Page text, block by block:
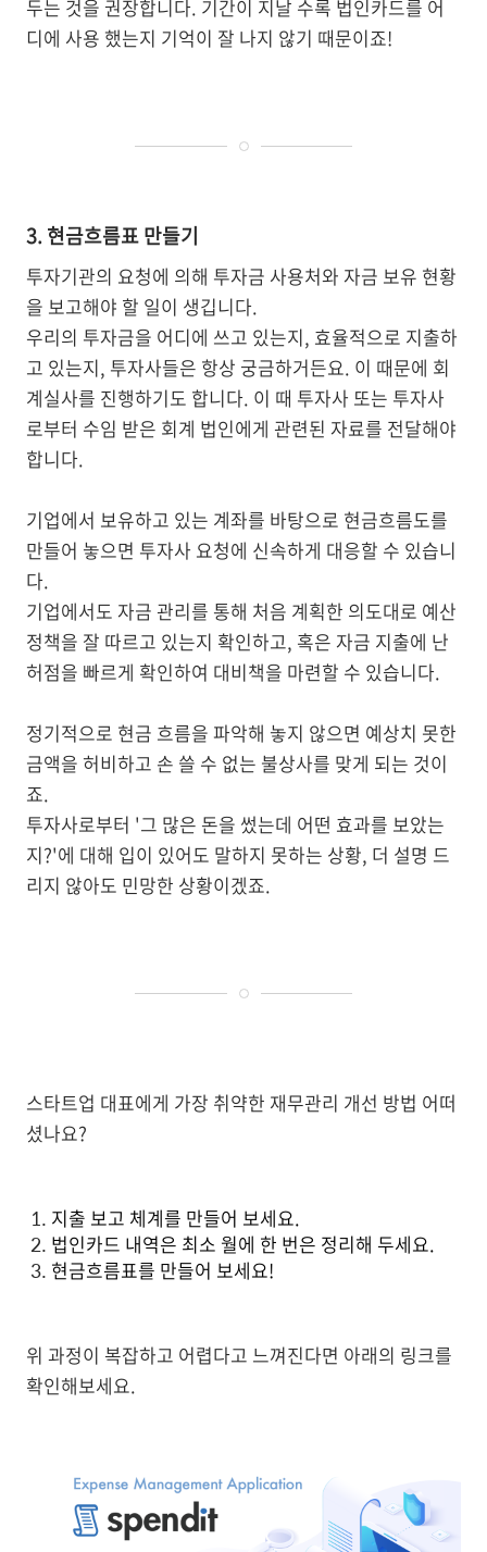
두는 것을 권장합니다. 기간이 지날 수록 법인카드를 어
디에 사용 했는지 기억이 잘 나지 않기 때문이죠!
3. 현금흐름표 만들기
투자기관의 요청에 의해 투자금 사용처와 자금 보유 현황
을 보고해야 할 일이 생깁니다.
우리의 투자금을 어디에 쓰고 있는지, 효율적으로 지출하
고 있는지, 투자사들은 항상 궁금하거든요. 이 때문에 회
계실사를 진행하기도 합니다. 이 때 투자사 또는 투자사
로부터 수임 받은 회계 법인에게 관련된 자료를 전달해야
합니다.
기업에서 보유하고 있는 계좌를 바탕으로 현금흐름도를
만들어 놓으면 투자사 요청에 신속하게 대응할 수 있습니
다.
기업에서도 자금 관리를 통해 처음 계획한 의도대로 예산
정책을 잘 따르고 있는지 확인하고, 혹은 자금 지출에 난
허점을 빠르게 확인하여 대비책을 마련할 수 있습니다.
정기적으로 현금 흐름을 파악해 놓지 않으면 예상치 못한
금액을 허비하고 손 쓸 수 없는 불상사를 맞게 되는 것이
죠.
투자사로부터 '그 많은 돈을 썼는데 어떤 효과를 보았는
지?'에 대해 입이 있어도 말하지 못하는 상황, 더 설명 드
리지 않아도 민망한 상황이겠죠.
스타트업 대표에게 가장 취약한 재무관리 개선 방법 어떠
셨나요?
지출 보고 체계를 만들어 보세요.
법인카드 내역은 최소 월에 한 번은 정리해 두세요.
현금흐름표를 만들어 보세요!
위 과정이 복잡하고 어렵다고 느껴진다면 아래의 링크를
확인해보세요.